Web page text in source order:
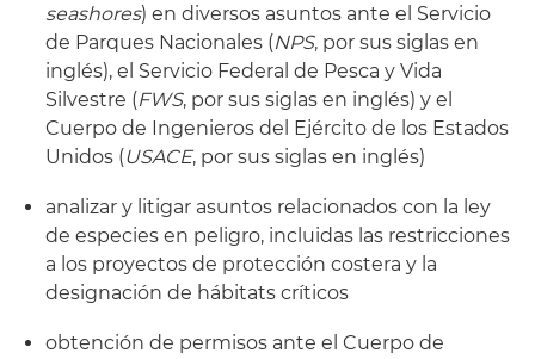
seashores) en diversos asuntos ante el Servicio
de Parques Nacionales (NPS, por sus siglas en
inglés), el Servicio Federal de Pesca y Vida
Silvestre (FWS, por sus siglas en inglés) y el
Cuerpo de Ingenieros del Ejército de los Estados
Unidos (USACE, por sus siglas en inglés)
analizar y litigar asuntos relacionados con la ley
de especies en peligro, incluidas las restricciones
a los proyectos de protección costera y la
designación de hábitats críticos
obtención de permisos ante el Cuerpo de